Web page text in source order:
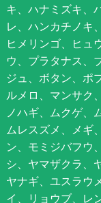
キ、ハナミズキ、
レ、ハンカチノキ
ヒメリンゴ、ヒュ
ウ、プラタナス、
ジュ、ボタン、ポ
ルメロ、マンサク
ノハギ、ムクゲ、
ムレスズメ、メギ
ン、モミジバフウ
シ、ヤマザクラ、
ヤナギ、ユスラウ
イ、リョウブ、レ